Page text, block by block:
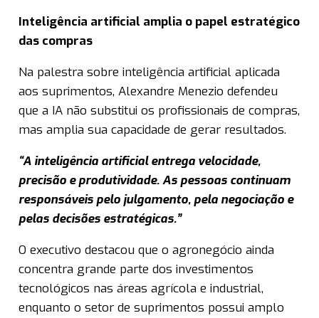
Inteligência artificial amplia o papel estratégico
das compras
Na palestra sobre inteligência artificial aplicada
aos suprimentos, Alexandre Menezio defendeu
que a IA não substitui os profissionais de compras,
mas amplia sua capacidade de gerar resultados.
“A inteligência artificial entrega velocidade,
precisão e produtividade. As pessoas continuam
responsáveis pelo julgamento, pela negociação e
pelas decisões estratégicas.”
O executivo destacou que o agronegócio ainda
concentra grande parte dos investimentos
tecnológicos nas áreas agrícola e industrial,
enquanto o setor de suprimentos possui amplo